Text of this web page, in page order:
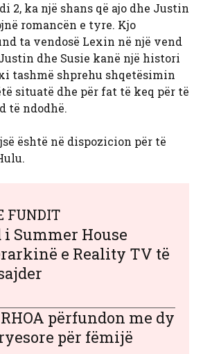
2, ka një shans që ajo dhe Justin
romancën e tyre. Kjo
ta vendosë Lexin në një vend
dhe Susie kanë një histori
tashmë shprehu shqetësimin
situatë dhe për fat të keq për të
të ndodhë.
është në dispozicion për të
FUNDIT
Summer House
e Reality TV të
përfundon me dy
për fëmijë